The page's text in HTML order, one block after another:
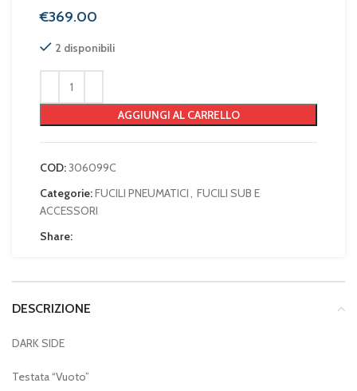
€
2 disponibili
AGGIUNGI AL CARRELLO
COD:306099C
Categorie:FUCILI PNEUMATICI, FUCILI SUB E
ACCESSORI
Share:
DESCRIZIONE
DARK SIDE
Testata “Vuoto”